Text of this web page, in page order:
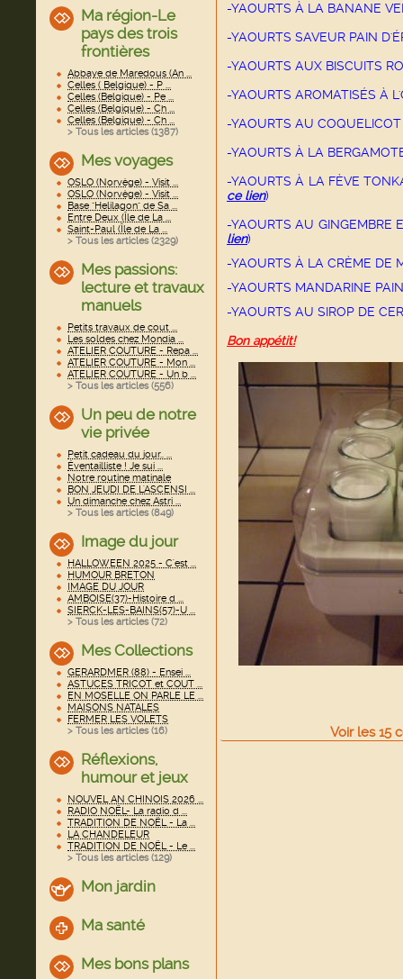
Ma région-Le
pays des trois
frontières
Abbaye de Maredous (An ...
Celles ( Belgique) - P ...
Celles (Belgique) - Pe ...
Celles (Belgique) - Ch ...
Celles (Belgique) - Ch ...
> Tous les articles (1387)
Mes voyages
OSLO (Norvège) - Visit ...
OSLO (Norvège) - Visit ...
Base "Helilagon" de Sa ...
Entre Deux (Île de La ...
Saint-Paul (Île de La ...
> Tous les articles (2329)
Mes passions:
lecture et travaux
manuels
Petits travaux de cout ...
Les soldes chez Mondia ...
ATELIER COUTURE - Repa ...
ATELIER COUTURE - Mon ...
ATELIER COUTURE - Un b ...
> Tous les articles (556)
Un peu de notre
vie privée
Petit cadeau du jour.. ...
Éventailliste ! Je sui ...
Notre routine matinale
BON JEUDI DE L'ASCENSI ...
Un dimanche chez Astri ...
> Tous les articles (849)
Image du jour
HALLOWEEN 2025 - C'est ...
HUMOUR BRETON
IMAGE DU JOUR
AMBOISE(37)-Histoire d ...
SIERCK-LES-BAINS(57)-U ...
> Tous les articles (72)
Mes Collections
GERARDMER (88) - Ensei ...
ASTUCES TRICOT et COUT ...
EN MOSELLE ON PARLE LE ...
MAISONS NATALES
FERMER LES VOLETS
> Tous les articles (16)
Réflexions,
humour et jeux
NOUVEL AN CHINOIS 2026 ...
RADIO NOËL- La radio d ...
TRADITION DE NOËL - La ...
LA CHANDELEUR
TRADITION DE NOËL - Le ...
> Tous les articles (129)
Mon jardin
Ma santé
Mes bons plans
-YAOURTS À LA BANANE
-YAOURTS SAVEUR PAIN
-YAOURTS AUX BISCUITS
-YAOURTS AROMATISÉS À
-YAOURTS AU
-YAOURTS À LA
-YAOURTS À LA FÈVE
ce lien)
-YAOURTS AU GINGEMBRE
lien)
-YAOURTS À LA CRÈME DE
-YAOURTS MANDARINE
-YAOURTS AU SIROP DE
Bon appétit!
Voir les15